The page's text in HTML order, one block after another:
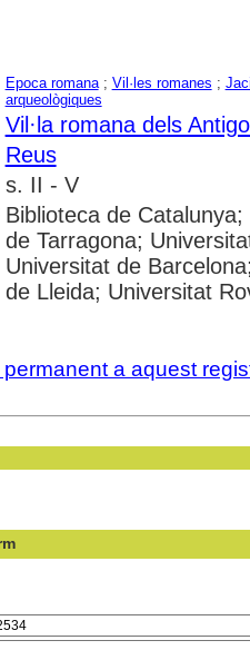
Epoca romana; Vil·les romanes ;
arqueològiques
Vil·la romana dels
Reus
s. II - V
Biblioteca de
de Tarragona;
Universitat de
de Lleida; Universitat
permanent a aquest